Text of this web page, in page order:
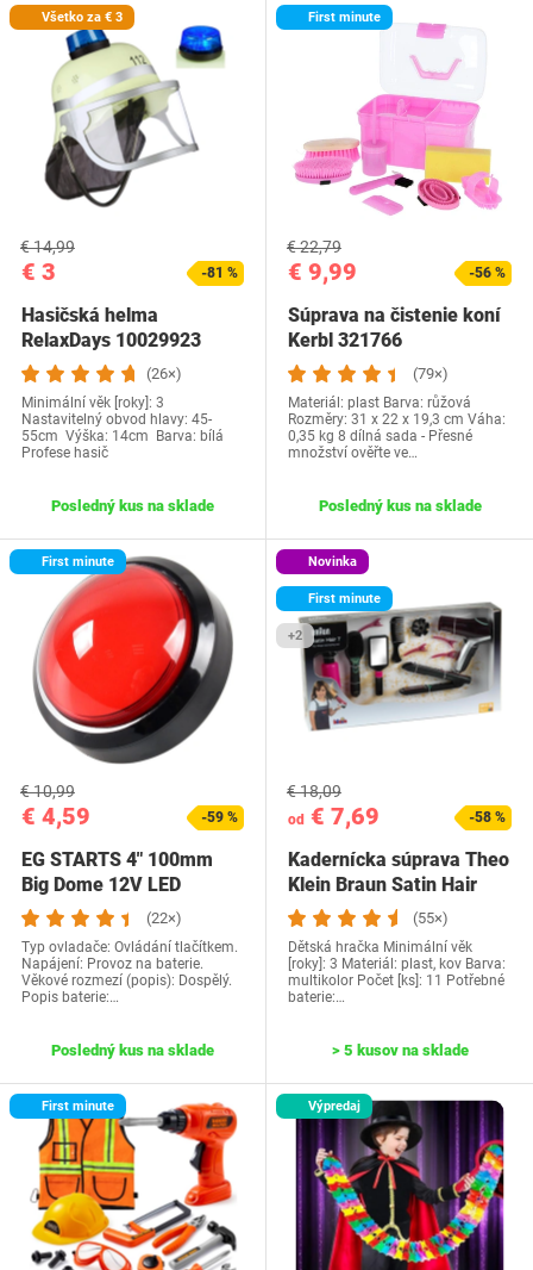
Všetko za € 3
€ 3
€ 14,99
-81 %
Hasičská helma
RelaxDays 10029923
(26×)
Minimální věk [roky]: 3
Nastavitelný obvod hlavy: 45-
55cm Výška: 14cm Barva: bílá
Profese hasič
Posledný kus na sklade
First minute
€ 9,99
€ 22,79
-56 %
Súprava na čistenie koní
Kerbl 321766
(79×)
Materiál: plast Barva: růžová
Rozměry: 31 x 22 x 19,3 cm Váha:
0,35 kg 8 dílná sada - Přesné
množství ověřte ve…
Posledný kus na sklade
First minute
€ 4,59
€ 10,99
-59 %
EG STARTS 4" 100mm
Big Dome 12V LED
podsvietené tlačidlo s…
(22×)
Typ ovladače: Ovládání tlačítkem.
Napájení: Provoz na baterie.
Věkové rozmezí (popis): Dospělý.
Popis baterie:…
Posledný kus na sklade
Novinka
First minute
+2
od € 7,69
€ 18,09
-58 %
Kadernícka súprava Theo
Klein Braun Satin Hair
(55×)
Dětská hračka Minimální věk
[roky]: 3 Materiál: plast, kov Barva:
multikolor Počet [ks]: 11 Potřebné
baterie:…
> 5 kusov na sklade
First minute Výpredaj